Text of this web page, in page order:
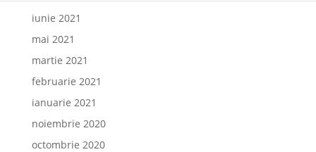
iunie 2021
mai 2021
martie 2021
februarie 2021
ianuarie 2021
noiembrie 2020
octombrie 2020